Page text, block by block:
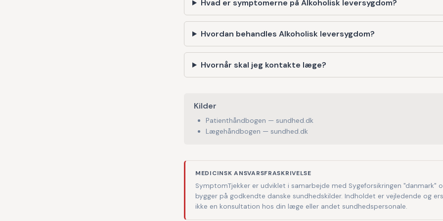
Hvad er symptomerne på Alkoholisk leversygdom?
Hvordan behandles Alkoholisk leversygdom?
Hvornår skal jeg kontakte læge?
Kilder
Patienthåndbogen — sundhed.dk
Lægehåndbogen — sundhed.dk
MEDICINSK ANSVARSFRASKRIVELSE
SymptomTjekker er udviklet i samarbejde med Sygeforsikringen "danmark"
bygger på godkendte danske sundhedskilder. Indholdet er vejledende og
ikke en konsultation hos din læge eller andet sundhedspersonale.